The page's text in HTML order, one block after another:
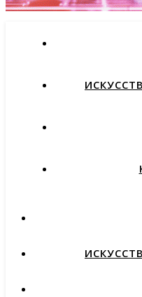
как найти
не